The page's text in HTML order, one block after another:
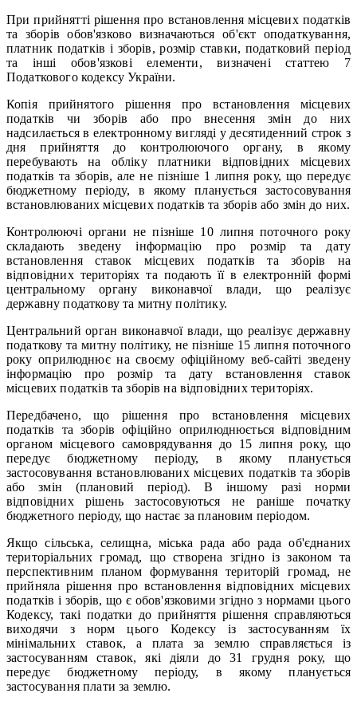
При прийнятті рішення про встановлення місцевих податків
та зборів обов'язково визначаються об'єкт оподаткування,
платник податків і зборів, розмір ставки, податковий період
та інші обов'язкові елементи, визначені статтею 7
Податкового кодексу України.
Копія прийнятого рішення про встановлення місцевих
податків чи зборів або про внесення змін до них
надсилається в електронному вигляді у десятиденний строк з
дня прийняття до контролюючого органу, в якому
перебувають на обліку платники відповідних місцевих
податків та зборів, але не пізніше 1 липня року, що передує
бюджетному періоду, в якому планується застосовування
встановлюваних місцевих податків та зборів або змін до них.
Контролюючі органи не пізніше 10 липня поточного року
складають зведену інформацію про розмір та дату
встановлення ставок місцевих податків та зборів на
відповідних територіях та подають її в електронній формі
центральному органу виконавчої влади, що реалізує
державну податкову та митну політику.
Центральний орган виконавчої влади, що реалізує державну
податкову та митну політику, не пізніше 15 липня поточного
року оприлюднює на своєму офіційному веб-сайті зведену
інформацію про розмір та дату встановлення ставок
місцевих податків та зборів на відповідних територіях.
Передбачено, що рішення про встановлення місцевих
податків та зборів офіційно оприлюднюється відповідним
органом місцевого самоврядування до 15 липня року, що
передує бюджетному періоду, в якому планується
застосовування встановлюваних місцевих податків та зборів
або змін (плановий період). В іншому разі норми
відповідних рішень застосовуються не раніше початку
бюджетного періоду, що настає за плановим періодом.
Якщо сільська, селищна, міська рада або рада об'єднаних
територіальних громад, що створена згідно із законом та
перспективним планом формування територій громад, не
прийняла рішення про встановлення відповідних місцевих
податків і зборів, що є обов'язковими згідно з нормами цього
Кодексу, такі податки до прийняття рішення справляються
виходячи з норм цього Кодексу із застосуванням їх
мінімальних ставок, а плата за землю справляється із
застосуванням ставок, які діяли до 31 грудня року, що
передує бюджетному періоду, в якому планується
застосування плати за землю.